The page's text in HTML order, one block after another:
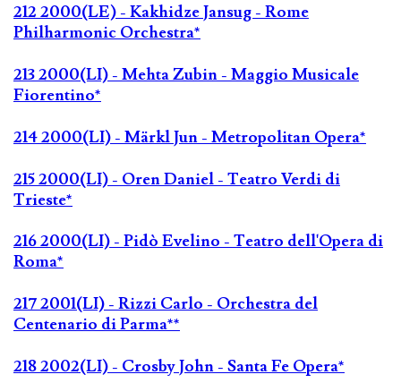
212 2000(LE) - Kakhidze Jansug - Rome
Philharmonic Orchestra*
213 2000(LI) - Mehta Zubin - Maggio Musicale
Fiorentino*
214 2000(LI) - Märkl Jun - Metropolitan Opera*
215 2000(LI) - Oren Daniel - Teatro Verdi di
Trieste*
216 2000(LI) - Pidò Evelino - Teatro dell'Opera di
Roma*
217 2001(LI) - Rizzi Carlo - Orchestra del
Centenario di Parma**
218 2002(LI) - Crosby John - Santa Fe Opera*